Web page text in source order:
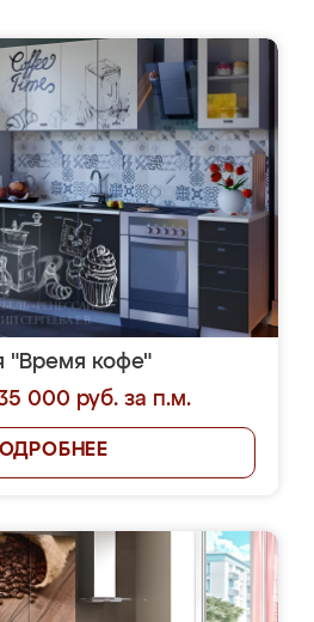
"Время кофе"
000 руб. за п.м.